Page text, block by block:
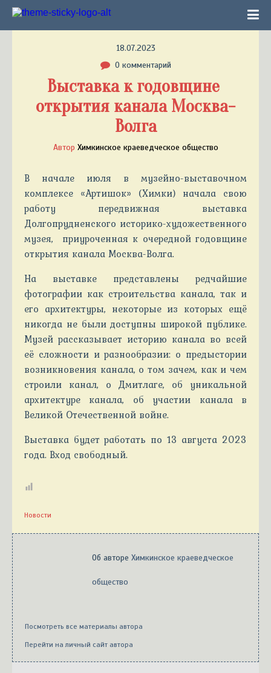
18.07.2023
0 комментарий
Выставка к годовщине
открытия канала Москва-
Волга
Автор Химкинское краеведческое общество
В начале июля в музейно-выставочном
комплексе «Артишок» (Химки) начала свою
работу передвижная выставка
Долгопрудненского историко-художественного
музея, приуроченная к очередной годовщине
открытия канала Москва-Волга.
На выставке представлены редчайшие
фотографии как строительства канала, так и
его архитектуры, некоторые из которых ещё
никогда не были доступны широкой публике.
Музей рассказывает историю канала во всей
её сложности и разнообразии: о предыстории
возникновения канала, о том зачем, как и чем
строили канал, о Дмитлаге, об уникальной
архитектуре канала, об участии канала в
Великой Отечественной войне.
Выставка будет работать по 13 августа 2023
года. Вход свободный.
Новости
Об авторе Химкинское краеведческое
общество
Посмотреть все материалы автора
Перейти на личный сайт автора